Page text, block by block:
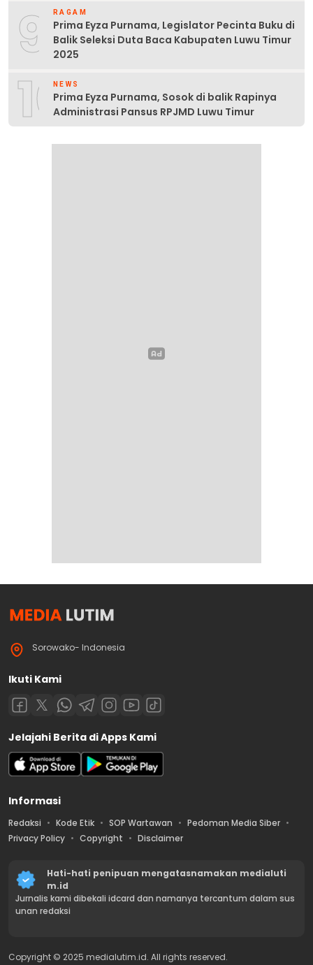
9 RAGAM
Prima Eyza Purnama, Legislator Pecinta Buku di
Balik Seleksi Duta Baca Kabupaten Luwu Timur
2025
10NEWS
Prima Eyza Purnama, Sosok di balik Rapinya
Administrasi Pansus RPJMD Luwu Timur
Sorowako- Indonesia
Ikuti Kami
Jelajahi Berita di Apps Kami
Informasi
Redaksi Kode Etik SOP Wartawan
Pedoman Media Siber
Privacy Policy
Copyright Disclaimer
Hati-hati penipuan mengatasnamakan medialuti
m.id
Jurnalis kami dibekali idcard dan namanya tercantum dalam sus
unan redaksi
Copyright © 2025 medialutim.id. All rights reserved.